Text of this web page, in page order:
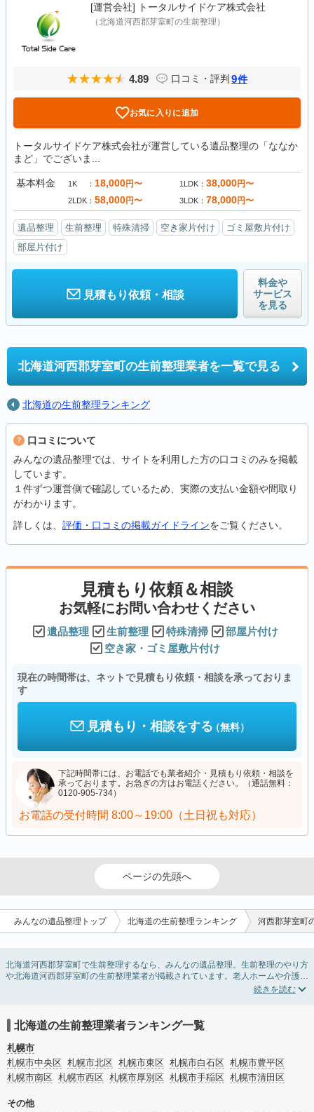
[運営会社] トータルサイドケア株式会社
（北海道河西郡芽室町の生前整理）
4.89 口コミ・評判 9件
お気に入りに追加
トータルサイドケア株式会社が運営している遺品整理の「ななか
まど」でございま...
基本料金 1K 18,000円〜 1LDK 38,000円〜
2LDK 58,000円〜 3LDK 78,000円〜
遺品整理 生前整理 特殊清掃 空き家片付け
ゴミ屋敷片付け
部屋片付け
見積もり依頼・相談
料金や
サービス
を見る
北海道河西郡芽室町の生前整理業者を一覧で見る
北海道の生前整理ランキング
口コミについて
みんなの遺品整理では、サイトを利用した方の口コミのみを掲載
しています。
１件ずつ運営側で確認しているため、実際の支払い金額や間取り
がわかります。
詳しくは、 評価・口コミの掲載ガイドラインをご覧ください。
見積もり依頼＆相談
お気軽にお問い合わせください
遺品整理 生前整理 特殊清掃
部屋片付け
空き家・ゴミ屋敷片付け
現在の時間帯は、ネットで見積もり依頼・相談を承っておりま
す
見積もり・相談をする（無料）
下記時間帯には、お電話でも業者紹介・見積もり依頼・相談を
承っております。お急ぎの方はお電話ください。（通話無料：
0120-905-734）
お電話の受付時間 8:00～19:00（土日祝も対応）
ページの先頭へ
みんなの遺品整理トップ 北海道の生前整理ランキング 河西郡芽室町
北海道河西郡芽室町で生前整理するなら、みんなの遺品整理。生前整理のやり方
や北海道河西郡芽室町の生前整理業者が掲載されています。老人ホームや介護施
設入居に伴う不用品の処分・回収・引き取りから、在宅介護の介護整理や福祉住
などのオプションサービスで絞り込み検索を利用してみましょう。
またお役立ち情報も豊富なので終活でエンディングノートの選び方や、整理整
頓・老前整理・生前整理のコツについてもチェックしてみてください。
北海道の生前整理業者ランキング一覧
札幌市
札幌市中央区 札幌市北区 札幌市東区 札幌市白石区 札幌市豊平区
札幌市南区 札幌市西区 札幌市厚別区 札幌市手稲区 札幌市清田区
その他